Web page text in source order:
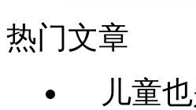
热门文章
儿童也